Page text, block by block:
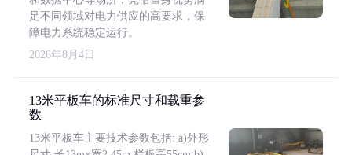
足不同领域对电力供应的高要求，保
障电力系统稳定运行。
2026年8月4日
13米平板车的标准尺寸和载重参
数
13米平板车主要技术参数包括: a)外形